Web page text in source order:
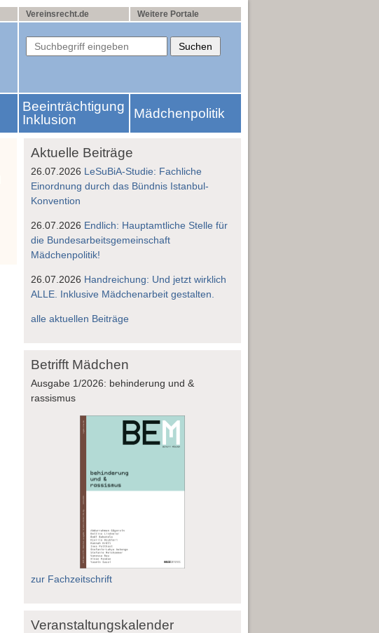
Vereinsrecht.de Weitere Portale
Beeinträchtigung
Inklusion
Mädchenpolitik
Aktuelle Beiträge
26.07.2026 LeSuBiA-Studie: Fachliche
Einordnung durch das Bündnis Istanbul-
Konvention
26.07.2026 Endlich: Hauptamtliche Stelle für
die Bundesarbeitsgemeinschaft
Mädchenpolitik!
26.07.2026 Handreichung: Und jetzt wirklich
ALLE. Inklusive Mädchenarbeit gestalten.
alle aktuellen Beiträge
Betrifft Mädchen
Ausgabe 1/2026: behinderung und &
rassismus
zur Fachzeitschrift
Veranstaltungskalender